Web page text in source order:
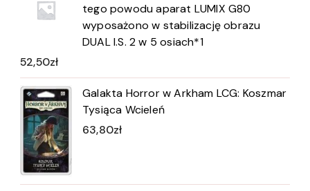
tego powodu aparat LUMIX G80
wyposażono w stabilizację obrazu
DUAL I.S. 2 w 5 osiach*1
52,50zł
Galakta Horror w Arkham LCG: Koszmar
Tysiąca Wcieleń
63,80zł